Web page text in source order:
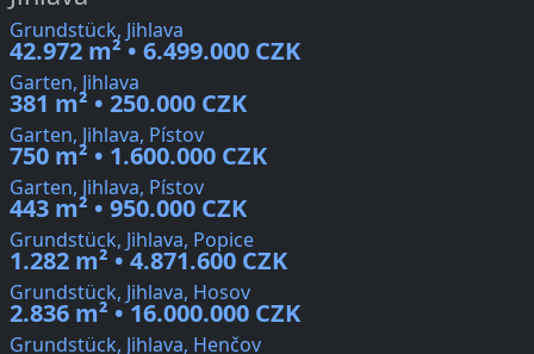
Grundstück, Jihlava
42.972 m² • 6.499.000 CZK
Garten, Jihlava
381 m² • 250.000 CZK
Garten, Jihlava, Pístov
750 m² • 1.600.000 CZK
Garten, Jihlava, Pístov
443 m² • 950.000 CZK
Grundstück, Jihlava, Popice
1.282 m² • 4.871.600 CZK
Grundstück, Jihlava, Hosov
2.836 m² • 16.000.000 CZK
Grundstück, Jihlava, Henčov